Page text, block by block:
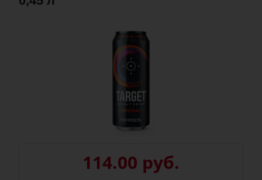
114.00 руб.